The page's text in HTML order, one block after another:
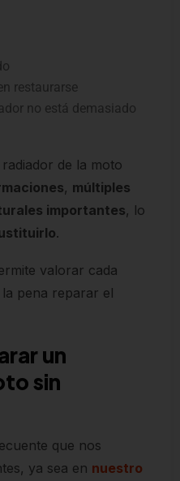
restaurarse
no está demasiado
de la moto
, múltiples
importantes, lo
.
valorar cada
pena reparar el
un
sin
que nos
ya sea en nuestro